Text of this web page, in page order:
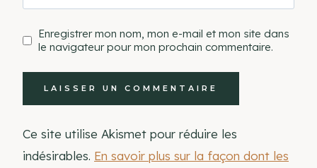
Enregistrer mon nom, mon e-mail et mon site dans
le navigateur pour mon prochain commentaire.
Ce site utilise Akismet pour réduire les
indésirables. En savoir plus sur la façon dont les